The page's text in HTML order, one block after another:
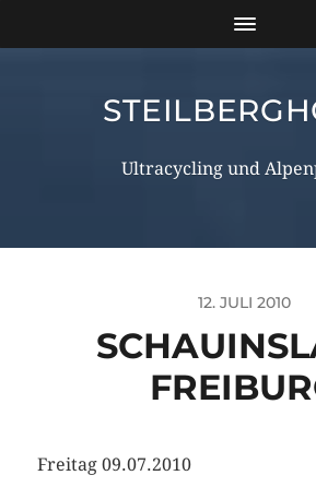
Ultracycling und
12. JULI 2010
Freitag 09.07.2010